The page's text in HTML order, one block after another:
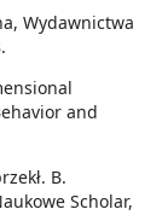
Wydawnictwa
and
B.
Scholar,